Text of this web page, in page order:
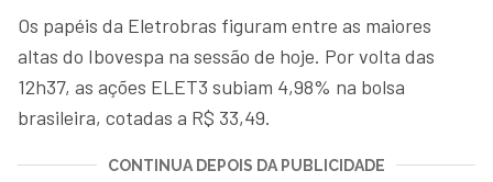
Os papéis da Eletrobras figuram entre as maiores
altas do Ibovespa na sessão de hoje. Por volta das
12h37, as ações ELET3 subiam 4,98% na bolsa
brasileira, cotadas a R$ 33,49.
CONTINUA DEPOIS DA PUBLICIDADE